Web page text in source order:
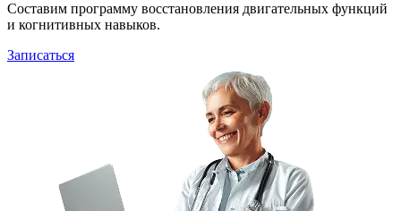
Составим программу восстановления двигательных функций
и когнитивных навыков.
Записаться